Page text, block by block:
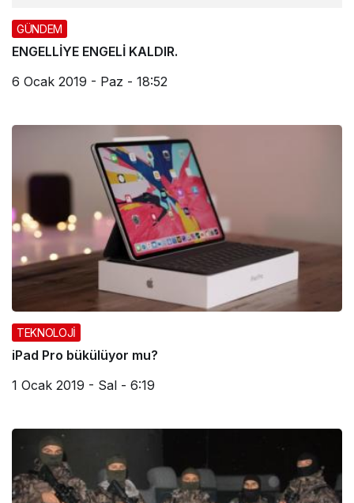
GÜNDEM
ENGELLİYE ENGELİ KALDIR.
6 Ocak 2019 - Paz - 18:52
TEKNOLOJİ
iPad Pro bükülüyor mu?
1 Ocak 2019 - Sal - 6:19